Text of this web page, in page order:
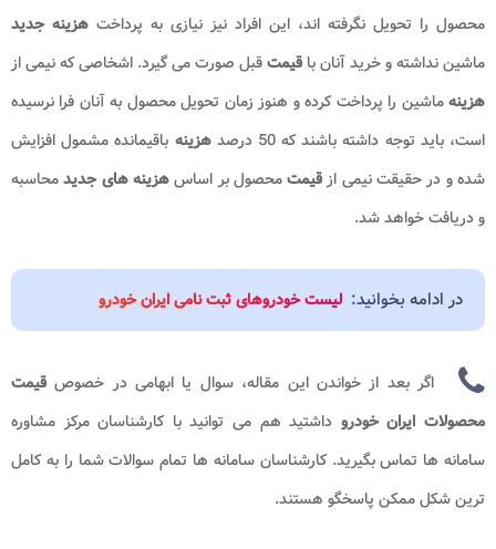
محصول را تحویل نگرفته اند، این افراد نیز نیازی به پرداخت هزینه جدید
ماشین نداشته و خرید آنان باقیمتقبل صورت می گیرد. اشخاصی که نیمی از
هزینهماشین را پرداخت کرده و هنوز زمان تحویل محصول به آنان فرا نرسیده
است، باید توجه داشته باشند که 50 درصد
هزینه باقیمانده مشمول افزایش
شده و در حقیقت نیمی ازقیمتمحصول بر اساسهزینه های جدیدمحاسبه
و دریافت خواهد شد.
در ادامه بخوانید: لیست خودروهای ثبت نامی ایران خودرو
اگر بعد از خواندن این مقاله، سوال یا ابهامی در خصوصقیمت
محصولات ایران خودرو داشتید هم می توانید با کارشناسان مرکز مشاوره
سامانه ها تماس بگیرید. کارشناسان سامانه ها تمام سوالات شما را به کامل
ترین شکل ممکن پاسخگو هستند.